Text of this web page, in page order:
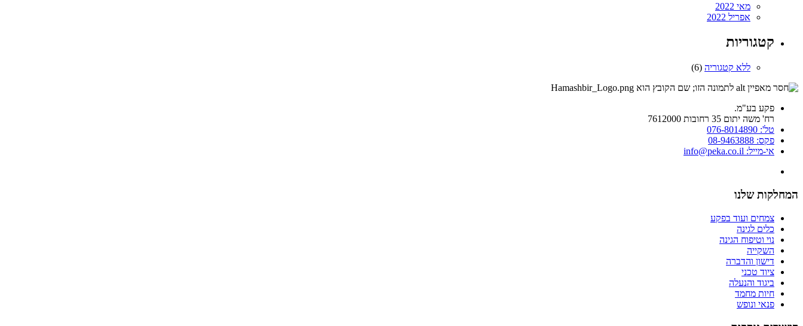
מאי 2022
אפריל 2022
קטגוריות
ללא קטגוריה (6)
פקע בע"מ.
רח' משה יתום 35 רחובות 7612000
טל': 076-8014890
פקס: 08-9463888
אי-מייל: info@peka.co.il
המחלקות שלנו
צמחים ועוד בפקע
כלים לגינה
נוי וטיפוח הגינה
השקייה
דישון והדברה
ציוד טכני
ביגוד והנעלה
חיות מחמד
פנאי ונופש